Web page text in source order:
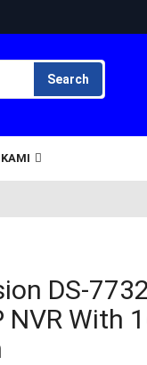
Search
DS-
NVR With